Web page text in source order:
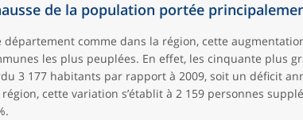
de la population portée
département comme dans la région, cette
les plus peuplées. En effet, les cinquante plus
3 177 habitants par rapport à 2009, soit un déficit
région, cette variation s’établit à 2 159 personnes